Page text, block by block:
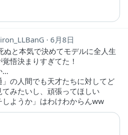
6月8日
ぬと本気で決めてモデルに全人生
悟決まりすぎてた！
…
の人間でも天才たちに対してど
みたいし、頑張ってほしい
しようか」はわけわからんww